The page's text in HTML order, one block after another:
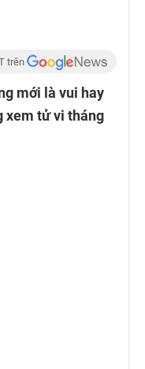
trên
mới là vui hay
xem tử vi tháng